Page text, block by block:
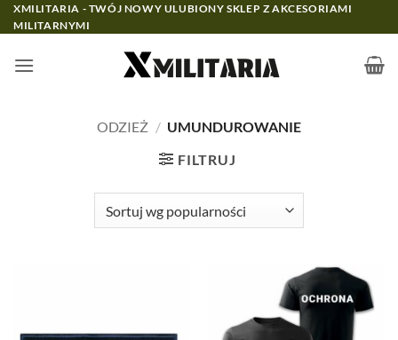
Przewiń
do
XMILITARIA - TWÓJ NOWY ULUBIONY SKLEP Z AKCESORIAMI
MILITARNYMI
ODZIEŻ / UMUNDUROWANIE
FILTRUJ